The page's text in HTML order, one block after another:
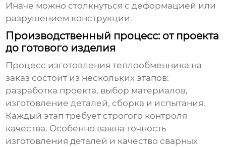
Иначе можно столкнуться с деформацией или
разрушением конструкции.
Производственный процесс: от проекта
до готового изделия
Процесс изготовлениятеплообменника на
заказ состоит из нескольких этапов:
разработка проекта, выбор материалов,
изготовление деталей, сборка и испытания.
Каждый этап требует строгого контроля
качества. Особенно важна точность
изготовления деталей и качество сварных